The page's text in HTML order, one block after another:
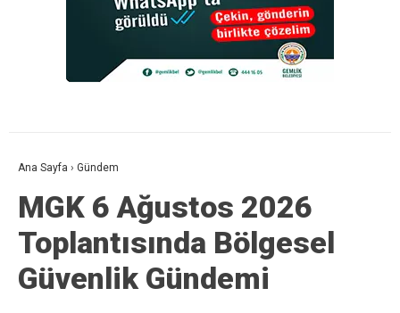
Ana Sayfa › Gündem
MGK 6 Ağustos 2026
Toplantısında Bölgesel
Güvenlik Gündemi